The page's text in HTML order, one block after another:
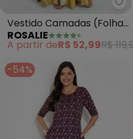
Vestido Camadas (Folhas
Amarelo)
ROSALIE
A partir deR$ 52,99R$
-54%